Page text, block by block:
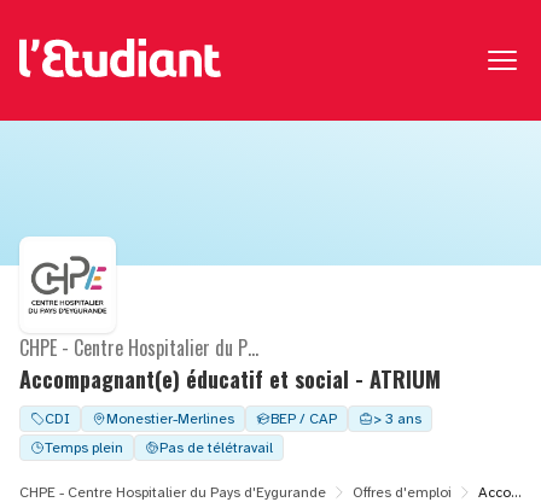
Accompagnant(e) éducatif et social - ATRIUM
CHPE - Centre Hospitalier du Pays d'Eygurande
CDI Monestier-Merlines BEP / CAP
> 3 ans
Temps plein
Pas de télétravail
CHPE - Centre Hospitalier du Pays d'Eygurande Offres d'emploi Accompagnant(e) éducatif et social - ATRIUM